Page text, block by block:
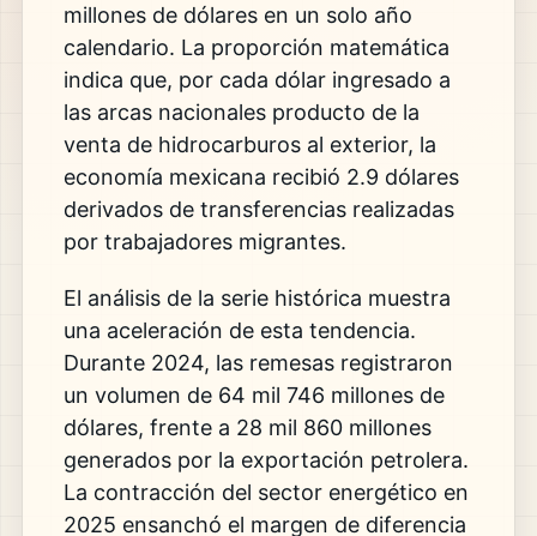
millones de dólares en un solo año
calendario. La proporción matemática
indica que, por cada dólar ingresado a
las arcas nacionales producto de la
venta de hidrocarburos al exterior, la
economía mexicana recibió 2.9 dólares
derivados de transferencias realizadas
por trabajadores migrantes.
El análisis de la serie histórica muestra
una aceleración de esta tendencia.
Durante 2024, las remesas registraron
un volumen de 64 mil 746 millones de
dólares, frente a 28 mil 860 millones
generados por la exportación petrolera.
La contracción del sector energético en
2025 ensanchó el margen de diferencia